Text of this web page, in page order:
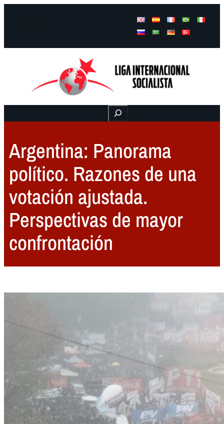
Buscar
Argentina: Panorama
político. Razones de una
votación ajustada.
Perspectivas de mayor
confrontación